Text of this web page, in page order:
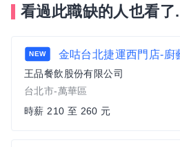
看過此職缺的人也看了
NEW 金咕台北捷運西門店-廚
王品餐飲股份有限公司
台北市-萬華區
時薪 210 至 260 元